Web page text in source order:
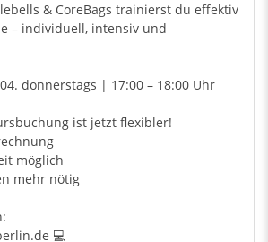
& CoreBags trainierst du effektiv
– individuell, intensiv und
donnerstags | 17:00 – 18:00 Uhr
ist jetzt flexibler!
möglich
mehr nötig
💻